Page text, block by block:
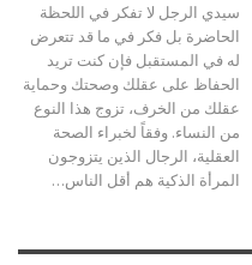
سيدي الرجل لا تفكر في اللحظة
الحاضرة بل فكر في ما قد تتعرض
له في المستقبل فإن كنت تريد
الحفاظ على عقلك وصحتك وحماية
عقلك من الخرف، تزوج هذا النوع
من النساء. وفقاً لخبراء الصحة
العقلية، الرجال الذين يتزوجون
المرأة الذكية هم أقل الناس…